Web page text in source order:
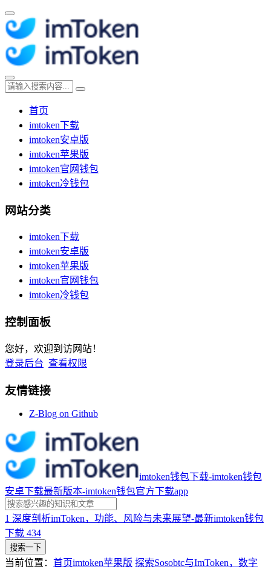
首页
imtoken下载
imtoken安卓版
imtoken苹果版
imtoken官网钱包
imtoken冷钱包
网站分类
imtoken下载
imtoken安卓版
imtoken苹果版
imtoken官网钱包
imtoken冷钱包
控制面板
您好，欢迎到访网站！
登录后台 查看权限
友情链接
Z-Blog on Github
imtoken钱包下载-imtoken钱包
安卓下载最新版本-imtoken钱包官方下载app
1 深度剖析imToken，功能、风险与未来展望-最新imtoken钱包
下载 434
搜索一下
当前位置： 首页imtoken苹果版 探索Sosobtc与ImToken，数字